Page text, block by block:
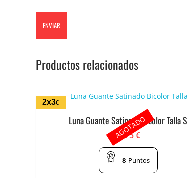
Productos relacionados
2x3€
Luna Guante Satinado Bicolor Talla S
1.75€
8 Puntos
AGOTADO